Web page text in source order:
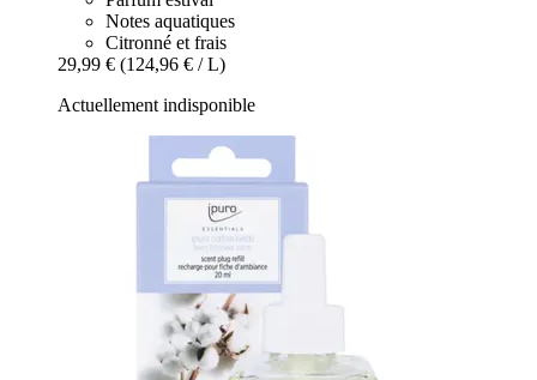
Notes aquatiques
Citronné et frais
29,99 € (124,96 € / L)
Actuellement indisponible